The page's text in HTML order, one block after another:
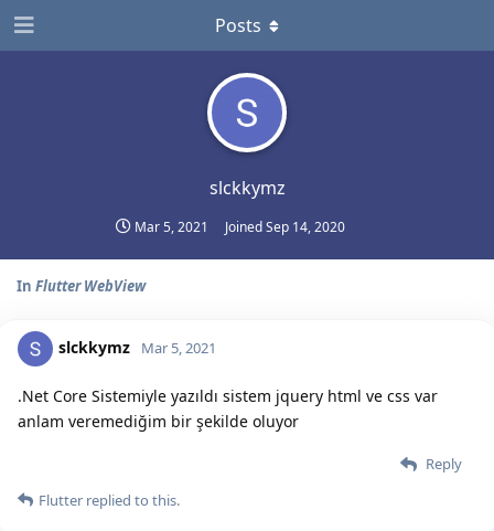
slckkymz
Mar 5, 2021 JoinedSep 14, 2020
Posts
In Flutter WebView
slckkymz Mar 5, 2021
.Net Core Sistemiyle yazıldı sistem jquery html ve css var
anlam veremediğim bir şekilde oluyor
Reply
Flutter replied to this.